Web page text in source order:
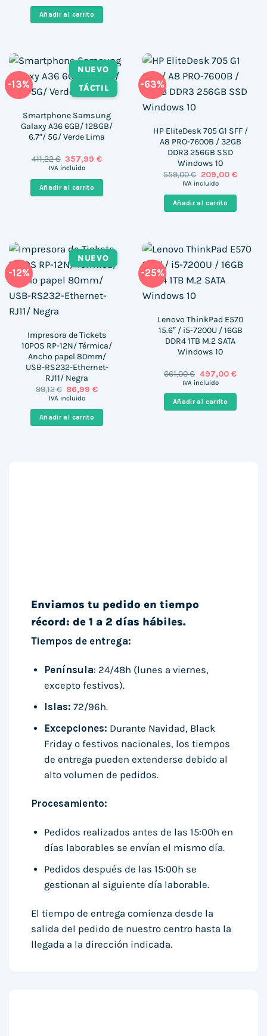
era:
1.113,27 €.
Añadir al carrito
-13%
NUEVO
TÁCTIL
Smartphone Samsung
Galaxy A36 6GB/ 128GB/
6.7″/ 5G/ Verde Lima
411,22€ El
precio
era:
411,22 €.
357,99€El
es:
IVA incluido
Añadir al carrito
-63%
HP EliteDesk 705 G1 SFF /
A8 PRO-7600B / 32GB
DDR3 256GB SSD
Windows 10
559,00€ El
precio
era:
559,00 €.
209,00 €El
es:
IVA incluido
Añadir al carrito
-12%
NUEVO
Impresora de Tickets
10POS RP-12N/ Térmica/
Ancho papel 80mm/
USB-RS232-Ethernet-
RJ11/ Negra
99,12€ El
precio
era:
99,12 €.
86,99€El
es:
86,99 €.
IVA incluido
Añadir al carrito
-25%
Lenovo ThinkPad E570
15.6″ / i5-7200U / 16GB
DDR4 1TB M.2 SATA
Windows 10
661,00€ El
precio
era:
661,00 €.
497,00 €El
es:
497,00
IVA incluido
Añadir al carrito
Enviamos tu pedido en tiempo
récord: de 1 a 2 días hábiles.
Tiempos de entrega:
Península: 24/48h (lunes a viernes,
excepto festivos).
Islas: 72/96h.
Excepciones: Durante Navidad, Black
Friday o festivos nacionales, los tiempos
de entrega pueden extenderse debido al
alto volumen de pedidos.
Procesamiento:
Pedidos realizados antes de las 15:00h en
días laborables se envían el mismo día.
Pedidos después de las 15:00h se
gestionan al siguiente día laborable.
El tiempo de entrega comienza desde la
salida del pedido de nuestro centro hasta la
llegada a la dirección indicada.